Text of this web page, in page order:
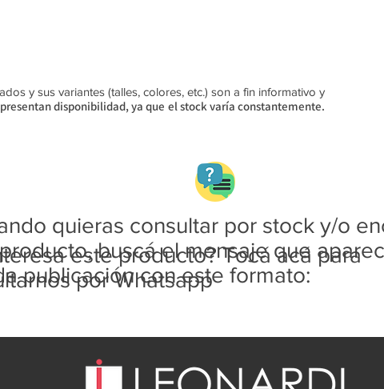
quieras consultar por stock y/o
buscá el mensaje que
publicación con este formato:
este producto? Tocá acá para
por Whatsapp
y sus variantes (talles, colores, etc.) son a fin informativo y
disponibilidad, ya que el stock varía constantemente.